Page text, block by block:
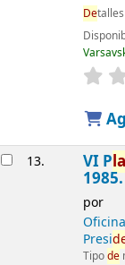
Detalles
13. VI Pla
1985.
por
Presi
Tipode